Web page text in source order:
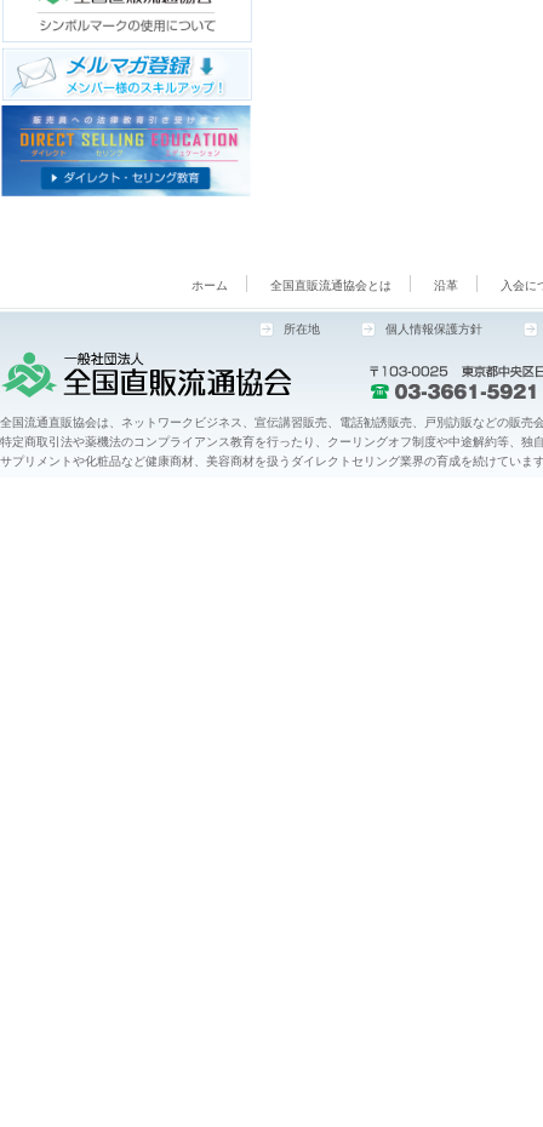
ホーム 全国直販流通協会とは 沿革 入会に
所在地 個人情報保護方針
全国流通直販協会は、ネットワークビジネス、宣伝講習販売、電話勧誘販売、戸別訪販などの販売
特定商取引法や薬機法のコンプライアンス教育を行ったり、クーリングオフ制度や中途解約等、
サプリメントや化粧品など健康商材、美容商材を扱うダイレクトセリング業界の育成を続けていま